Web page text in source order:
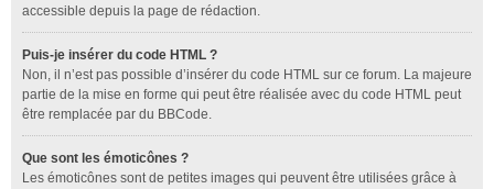
accessible depuis la page de rédaction.
Puis-je insérer du code HTML ?
Non, il n’est pas possible d’insérer du code HTML sur ce forum. La majeure
partie de la mise en forme qui peut être réalisée avec du code HTML peut
être remplacée par du BBCode.
Que sont les émoticônes ?
Les émoticônes sont de petites images qui peuvent être utilisées grâce à